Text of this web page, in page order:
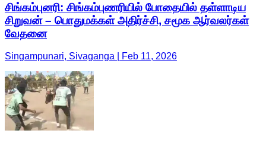
சிங்கம்புனரி: சிங்கம்புணரியில் போதையில் தள்ளாடிய
சிறுவன் – பொதுமக்கள் அதிர்ச்சி, சமூக ஆர்வலர்கள்
வேதனை
Singampunari, Sivaganga | Feb 11, 2026